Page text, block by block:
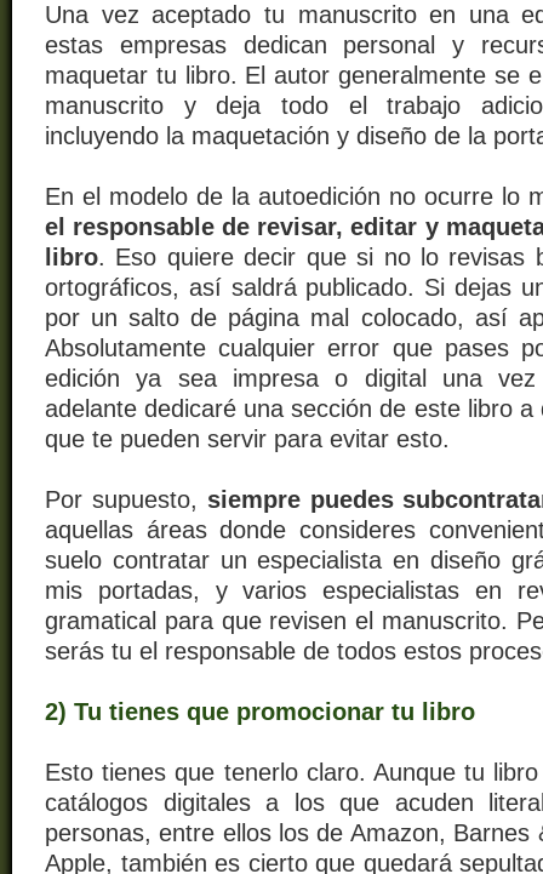
Una vez aceptado tu manuscrito en una
estas empresas dedican personal y
maquetar tu libro. El autor generalmente se
manuscrito y deja todo el trabajo
incluyendo la maquetación y diseño de la
En el modelo de la autoedición no ocurre lo
el responsable de revisar, editar y
libro. Eso quiere decir que si no lo revisas
ortográficos, así saldrá publicado. Si dejas
por un salto de página mal colocado, así
Absolutamente cualquier error que pases
edición ya sea impresa o digital una
adelante dedicaré una sección de este libro
que te pueden servir para evitar esto.
Por supuesto, siempre puedes
aquellas áreas donde consideres
suelo contratar un especialista en diseño
mis portadas, y varios especialistas en
gramatical para que revisen el manuscrito.
serás tu el responsable de todos estos
2) Tu tienes que promocionar tu libro
Esto tienes que tenerlo claro. Aunque tu
catálogos digitales a los que acuden
personas, entre ellos los de Amazon, Barnes
Apple, también es cierto que quedará